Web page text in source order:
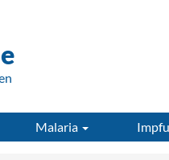
Malaria